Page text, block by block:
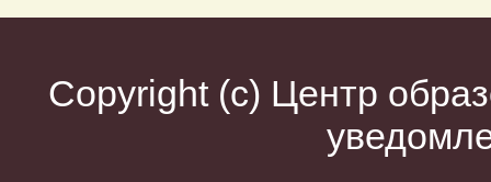
Copyright (c) Центр